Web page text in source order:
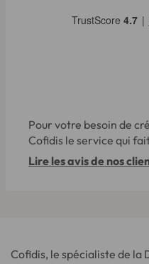
Pour votre besoin de
Cofidis le service qui
Lire les avis de nos
Cofidis, le spécialiste de la